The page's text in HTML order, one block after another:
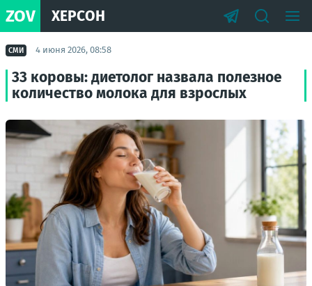
ZOV ХЕРСОН
СМИ 4 июня 2026, 08:58
33 коровы: диетолог назвала полезное
количество молока для взрослых